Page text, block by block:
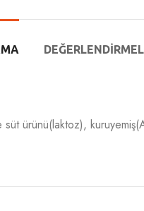
ürünü(laktoz),